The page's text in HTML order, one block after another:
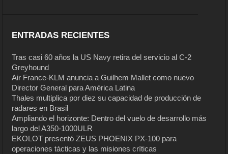
ENTRADAS RECIENTES
Tras casi 60 años la US Navy retira del servicio al C-2
Greyhound
Air France-KLM anuncia a Guilhem Mallet como nuevo
Director General para América Latina
Thales multiplica por diez su capacidad de producción de
radares en Brasil
Ampliando el horizonte: Dentro del vuelo de desarrollo más
largo del A350-1000ULR
EKOLOT presentó ZEUS PHOENIX PX-100 para
operaciones tácticas y las misiones críticas